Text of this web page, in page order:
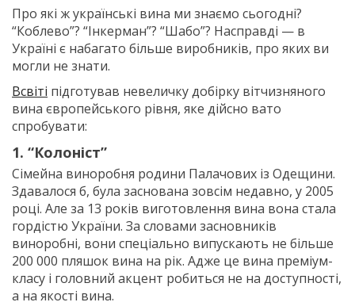
Про які ж українські вина ми знаємо сьогодні?
“Коблево”? “Інкерман”? “Шабо”? Насправді — в
Україні є набагато більше виробників, про яких ви
могли не знати.
Всвіті підготував невеличку добірку вітчизняного
вина європейського рівня, яке дійсно вато
спробувати:
1. “Колоніст”
Сімейна виноробня родини Палачових із Одещини.
Здавалося б, була заснована зовсім недавно, у 2005
році. Але за 13 років виготовлення вина вона стала
гордістю України. За словами засновників
виноробні, вони спеціально випускають не більше
200 000 пляшок вина на рік. Адже це вина преміум-
класу і головний акцент робиться не на доступності,
а на якості вина.